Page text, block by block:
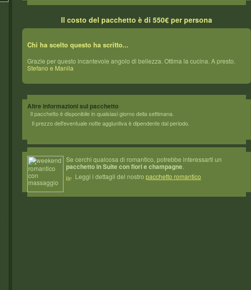
Il costo del pacchetto è di 550€ per persona
Chi ha scelto questo ha scritto...
Grazie per questo incantevole angolo di bellezza. Ottima la cucina. A presto.
Stefano e Manila
Altre informazioni sul pacchetto
Il pacchetto è disponibile in qualsiasi giorno della settimana.
Il prezzo dell'eventuale notte aggiuntiva è dipendente dal periodo.
Se cerchi qualcosa di romantico, potrebbe interessarti un
pacchetto in Suite con fiori e champagne.
Leggi i dettagli del nostro pacchetto romantico